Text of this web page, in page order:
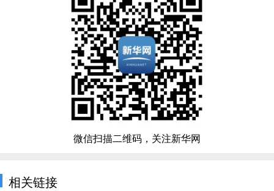
微信扫描二维码，关注新华网
相关链接